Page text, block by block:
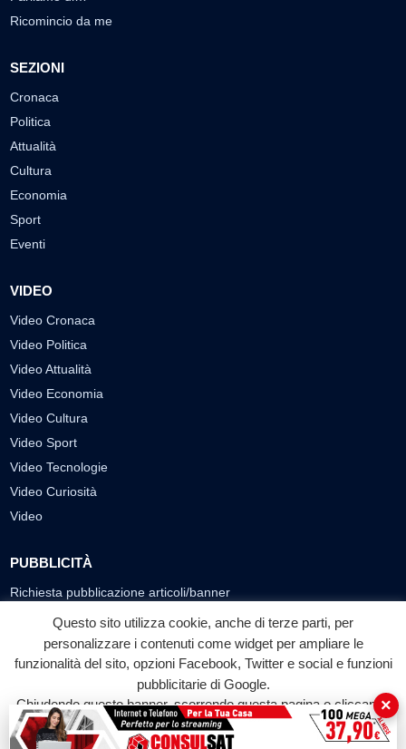
Ricomincio da me
SEZIONI
Cronaca
Politica
Attualità
Cultura
Economia
Sport
Eventi
VIDEO
Video Cronaca
Video Politica
Video Attualità
Video Economia
Video Cultura
Video Sport
Video Tecnologie
Video Curiosità
Video
PUBBLICITÀ
Richiesta pubblicazione articoli/banner
SEGUICI SUI SOCIAL
f
Facebook
◎ ▶
YouTube
Questo sito utilizza cookie, anche di terze parti, per
personalizzare i contenuti come widget per ampliare le
funzionalità del sito, opzioni Facebook, Twitter e social e funzioni
pubblicitarie di Google.
Chiudendo questo banner, scorrendo questa pagina o cliccando
su qualunque suo elemento acconsenti all'uso dei cookie.
×